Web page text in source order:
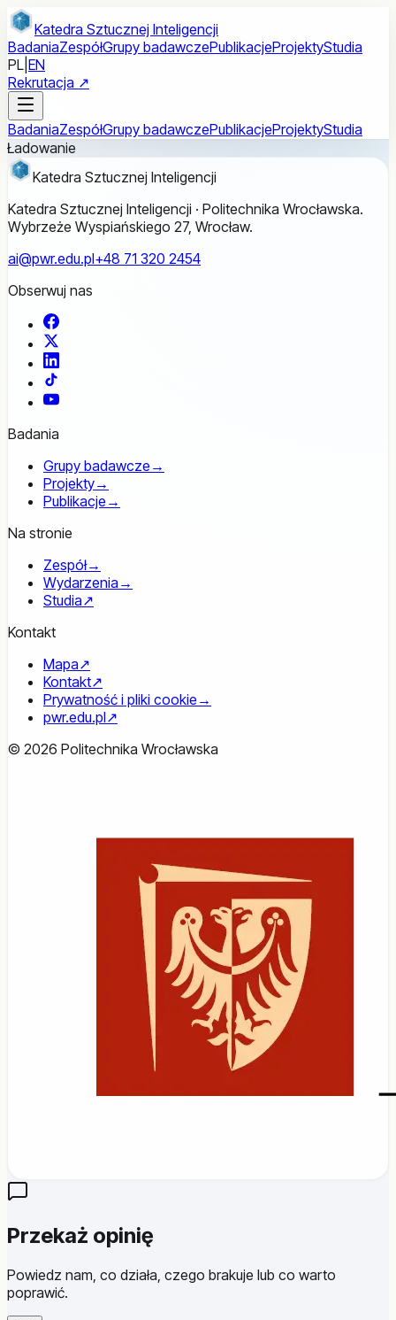
Przejdź do treści głównej
Katedra Sztucznej Inteligencji
BadaniaZespółGrupy badawczePublikacjeProjektyStudia
PL EN
Rekrutacja ↗
BadaniaZespółGrupy badawczePublikacjeProjektyStudia
Ładowanie
Katedra Sztucznej Inteligencji
Katedra Sztucznej Inteligencji · Politechnika Wrocławska.
Wybrzeże Wyspiańskiego 27, Wrocław.
ai@pwr.edu.pl+48 71 320 2454
Obserwuj nas
Facebook
YouTube
Badania
Grupy badawcze →
Projekty→
Publikacje →
Na stronie
Zespół→
Wydarzenia →
Studia↗
Kontakt
Mapa↗
Kontakt↗
Prywatność i pliki cookie →
pwr.edu.pl↗
© 2026 Politechnika Wrocławska
Przekaż opinię
Powiedz nam, co działa, czego brakuje lub co warto
poprawić.